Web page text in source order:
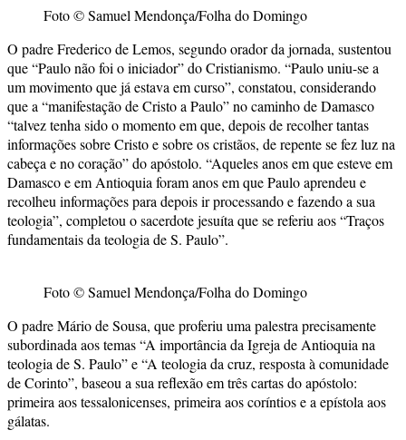
Foto © Samuel Mendonça/Folha do Domingo
O padre Frederico de Lemos, segundo orador da jornada, sustentou
que “Paulo não foi o iniciador” do Cristianismo. “Paulo uniu-se a
um movimento que já estava em curso”, constatou, considerando
que a “manifestação de Cristo a Paulo” no caminho de Damasco
“talvez tenha sido o momento em que, depois de recolher tantas
informações sobre Cristo e sobre os cristãos, de repente se fez luz na
cabeça e no coração” do apóstolo. “Aqueles anos em que esteve em
Damasco e em Antioquia foram anos em que Paulo aprendeu e
recolheu informações para depois ir processando e fazendo a sua
teologia”, completou o sacerdote jesuíta que se referiu aos “Traços
fundamentais da teologia de S. Paulo”.
Foto © Samuel Mendonça/Folha do Domingo
O padre Mário de Sousa, que proferiu uma palestra precisamente
subordinada aos temas “A importância da Igreja de Antioquia na
teologia de S. Paulo” e “A teologia da cruz, resposta à comunidade
de Corinto”, baseou a sua reflexão em três cartas do apóstolo:
primeira aos tessalonicenses, primeira aos coríntios e a epístola aos
gálatas.